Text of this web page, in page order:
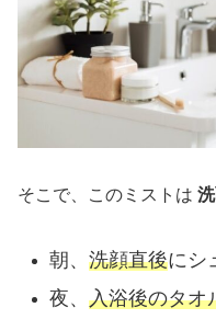
そこで、このミストは
朝、洗顔直後にシ
夜、入浴後のタオ